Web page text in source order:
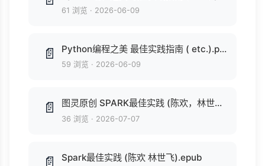
61 浏览 · 2026-06-09
📄 Python编程之美 最佳实践指南 ( etc.).pdf
59 浏览 · 2026-06-09
📄 图灵原创 SPARK最佳实践 (陈欢，林世飞著).pdf
36 浏览 · 2026-07-07
📄 Spark最佳实践 (陈欢 林世飞).epub